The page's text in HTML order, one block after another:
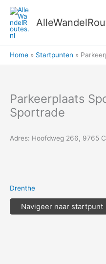
naar
inhoud
Home Startpunten
Parkeerplaats
Sportrade
Adres: Hoofdweg 266, 9765
Drenthe
Navigeer naar startpunt